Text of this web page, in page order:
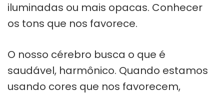
iluminadas ou mais opacas. Conhecer
os tons que nos favorece.
O nosso cérebro busca o que é
saudável, harmônico. Quando estamos
usando cores que nos favorecem,